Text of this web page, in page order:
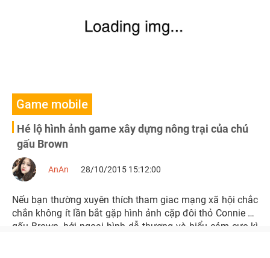
Game mobile
Hé lộ hình ảnh game xây dựng nông trại của chú
gấu Brown
AnAn 28/10/2015 15:12:00
Nếu bạn thường xuyên thích tham giac mạng xã hội chắc
chắn không ít lần bắt gặp hình ảnh cặp đôi thỏ Connie và
gấu Brown, bởi ngoại hình dễ thương và biểu cảm cực kì